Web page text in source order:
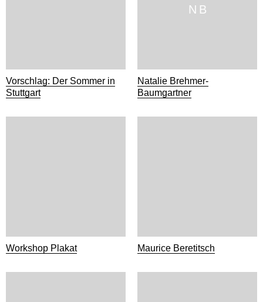
Vorschlag: Der Sommer in
Stuttgart
N B
Natalie Brehmer-
Baumgartner
Workshop Plakat Maurice Beretitsch